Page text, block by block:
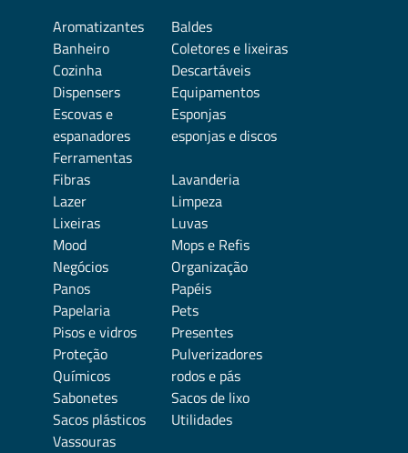
Aromatizantes
Baldes
Banheiro
Coletores e lixeiras
Cozinha
Descartáveis
Dispensers
Equipamentos
Escovas e
espanadores
Esponjas
esponjas e discos
Ferramentas
Fibras
Lavanderia
Lazer
Limpeza
Lixeiras
Luvas
Mood
Mops e Refis
Negócios
Organização
Panos
Papéis
Papelaria
Pets
Pisos e vidros
Presentes
Proteção
Pulverizadores
Químicos
rodos e pás
Sabonetes
Sacos de lixo
Sacos plásticos
Utilidades
Vassouras